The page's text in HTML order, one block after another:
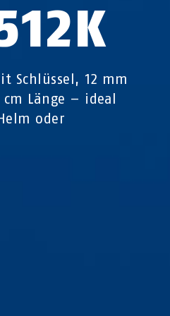
Schlüssel, 12 mm
Länge – ideal
oder